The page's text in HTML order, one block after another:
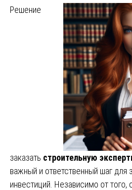
Решение
заказать строительную
важный и ответственный шаг для
инвестиций. Независимо от того,